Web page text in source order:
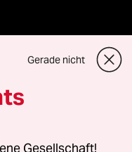
oder für Genehmigungen
Gerade nicht
Gesellschaft!